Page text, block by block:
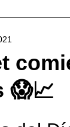
😱📈